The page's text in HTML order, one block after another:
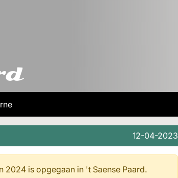
12-04-2023
2024 is opgegaan in 't Saense Paard.